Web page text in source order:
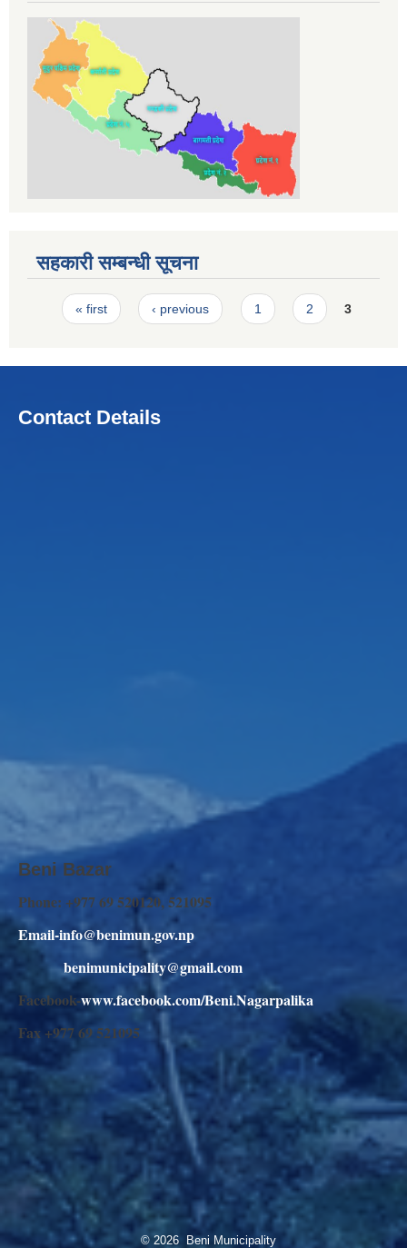
सहकारी सम्बन्धी सूचना
Pages
« first ‹ previous 1 2 3
Contact Details
Beni Bazar
Phone: +977 69 520120, 521095
Email-info@benimun.gov.np
benimunicipality@gmail.com
Facebook-www.facebook.com/Beni.Nagarpalika
Fax +977 69 521095
© 2026 Beni Municipality